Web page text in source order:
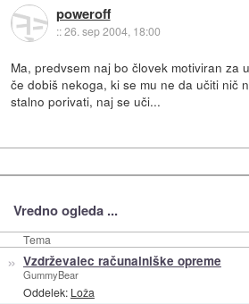
poweroff
::26. sep 2004, 18:00
Ma, predvsem naj bo človek motiviran za
če dobiš nekoga, ki se mu ne da učiti nič
stalno porivati, naj se uči...
Vredno ogleda ...
Tema
» Vzdrževalec računalniške opreme
GummyBear
Oddelek: Loža